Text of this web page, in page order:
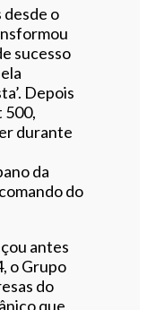
desde o
sucesso
Depois
500,
durante
da
do
antes
o Grupo
do
que